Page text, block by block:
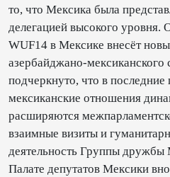
то, что Мексика была
делегацией высокого уровня.
WUF14 в Мексике внесёт
азербайджано-мексиканского
подчеркнуто, что в
мексиканские отношения
расширяются
взаимные визиты и
деятельность Группы
Палате депутатов Мексики